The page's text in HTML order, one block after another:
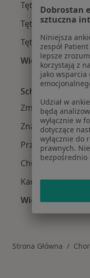
Tętniaki w Świeciu
Tętniaki w
Tętniaki w
Więcej (5)
Więcej w
Schorzenia w
Zmiany skórne w
Znamiona w
Przepuklina w
Choroby
Kamica żółciowa
Więcej (15)
Więcej w
Strona Główna
Dobrostan
sztuczna
Niniejsza
zespół
lepsze
korzystają z
jako
Udział w
będą
wyłącznie w
dotyczące
wyłącznie do
prawnych.
bezpośrednio